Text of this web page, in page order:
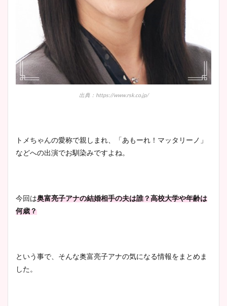
出典：https://www.rsk.co.jp/
トメちゃんの愛称で親しまれ、「あもーれ！マッタリーノ」
などへの出演でお馴染みですよね。
今回は奥富亮子アナの結婚相手の夫は誰？高校大学や年齢は
何歳？
という事で、そんな奥富亮子アナの気になる情報をまとめま
した。